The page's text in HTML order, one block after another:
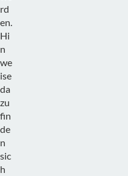
rd
en.
Hi
n
we
ise
da
zu
fin
de
n
sic
h